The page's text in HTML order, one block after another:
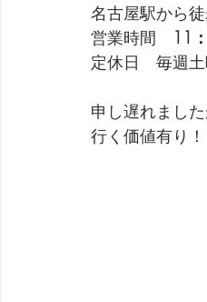
名古屋駅から
営業時間
11
定休日　毎週
申し遅れまし
行く価値有り！